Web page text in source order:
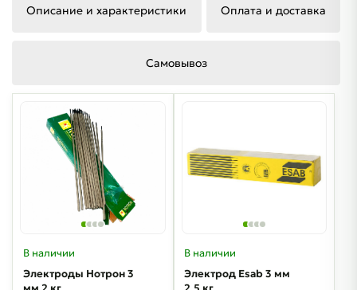
Описание и характеристики Оплата и доставка
Самовывоз
В наличии
Электроды Нотрон 3
В наличии
Электрод Esab 3 мм